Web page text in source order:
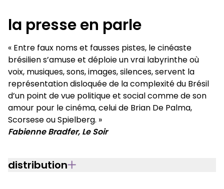
la presse en parle
« Entre faux noms et fausses pistes, le cinéaste
brésilien s’amuse et déploie un vrai labyrinthe où
voix, musiques, sons, images, silences, servent la
représentation disloquée de la complexité du Brésil
d’un point de vue politique et social comme de son
amour pour le cinéma, celui de Brian De Palma,
Scorsese ou Spielberg. »
Fabienne Bradfer, Le Soir
distribution